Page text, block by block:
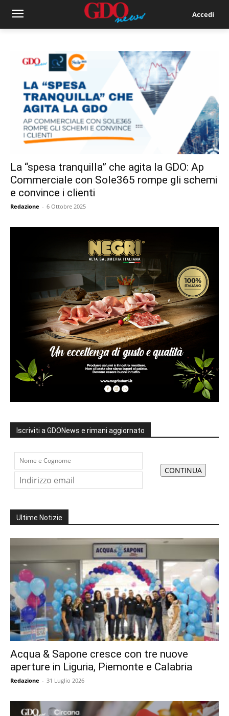
Accedi
La “spesa tranquilla” che agita la GDO: Ap
Commerciale con Sole365 rompe gli schemi
e convince i clienti
Redazione - 6 Ottobre 2025
Iscriviti a GDONews e rimani aggiornato
Ultime Notizie
Acqua & Sapone cresce con tre nuove
aperture in Liguria, Piemonte e Calabria
Redazione - 31 Luglio 2026